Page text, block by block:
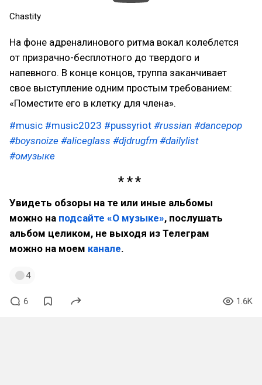
Chastity
На фоне адреналинового ритма вокал колеблется
от призрачно-бесплотного до твердого и
напевного. В конце концов, труппа заканчивает
свое выступление одним простым требованием:
«Поместите его в клетку для члена».
#music #music2023 #pussyriot #russian #dancepop
#boysnoize #aliceglass #djdrugfm #dailylist
#омузыке
Увидеть обзоры на те или иные альбомы
можно на подсайте «О музыке», послушать
альбом целиком, не выходя из Телеграм
можно на моем канале.
4
6 1.6K